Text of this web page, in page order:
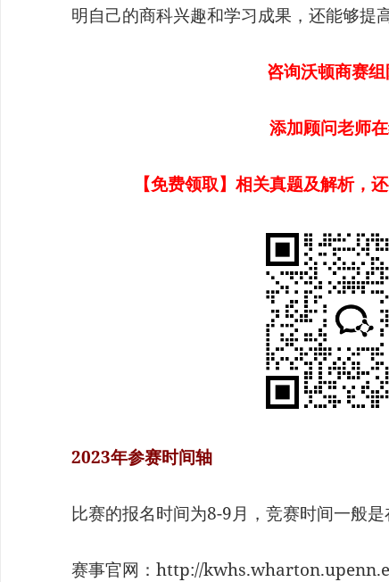
明自己的商科兴趣和学习成果，还能够提
咨询沃顿商赛
添加顾问老师
【免费领取】相关真题及解析，
2023年参赛时间轴
比赛的报名时间为8-9月，竞赛时间一般是
赛事官网：http://